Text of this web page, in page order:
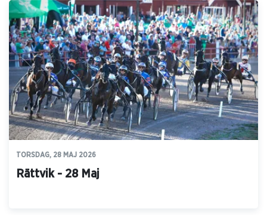
TORSDAG, 28 MAJ 2026
Rättvik - 28 Maj